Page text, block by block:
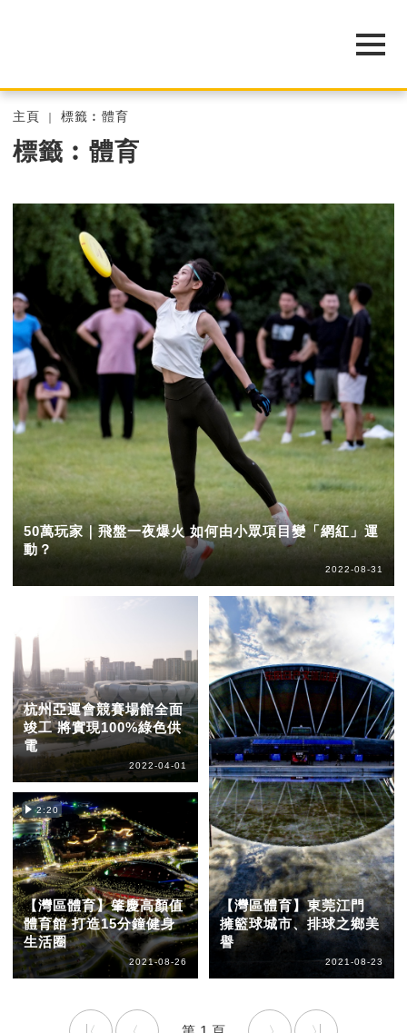
主頁 標籤︰體育
標籤︰體育
50萬玩家｜飛盤一夜爆火 如何由小眾項目變「網紅」運
動？
2022-08-31
杭州亞運會競賽場館全面
竣工 將實現100%綠色供
電
2022-04-01
2:20
【灣區體育】肇慶高顏值
體育館 打造15分鐘健身
生活圈
2021-08-26
【灣區體育】東莞江門
擁籃球城市、排球之鄉美
譽
2021-08-23